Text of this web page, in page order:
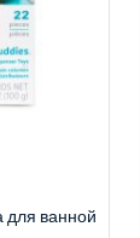
для ванной